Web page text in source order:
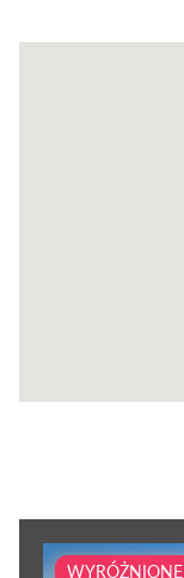
WYRÓŻNIONE